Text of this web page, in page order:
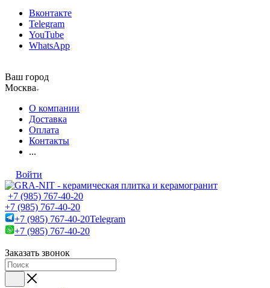
Вконтакте
Telegram
YouTube
WhatsApp
Ваш город
Москва
О компании
Доставка
Оплата
Контакты
...
Войти
+7 (985) 767-40-20
+7 (985) 767-40-20
+7 (985) 767-40-20Telegram
+7 (985) 767-40-20
Заказать звонок